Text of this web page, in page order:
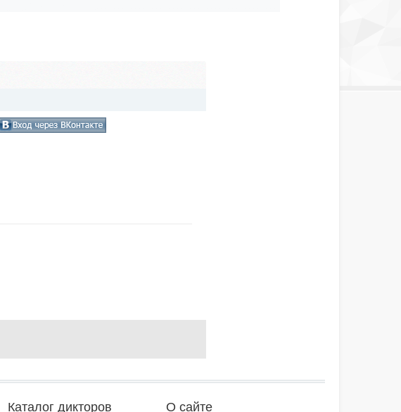
Каталог дикторов О сайте